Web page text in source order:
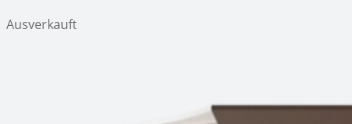
Ausverkauft